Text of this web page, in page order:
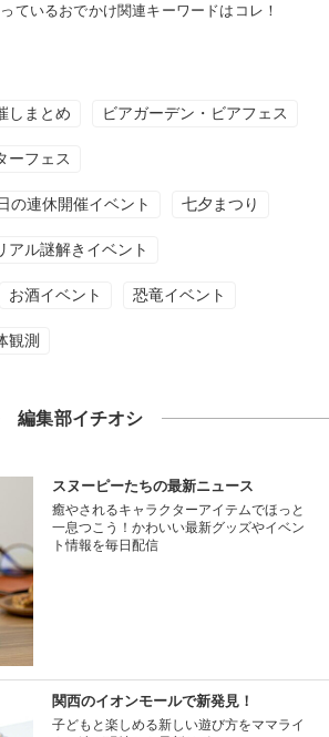
ているおでかけ関連キーワードはコレ！
しまとめ ビアガーデン・ビアフェス
ーフェス
の連休開催イベント 七夕まつり
アル謎解きイベント
お酒イベント 恐竜イベント
観測
編集部イチオシ
スヌーピーたちの最新ニュース
癒やされるキャラクターアイテムでほっと
一息つこう！かわいい最新グッズやイベン
ト情報を毎日配信
関西のイオンモールで新発見！
子どもと楽しめる新しい遊び方をママライ